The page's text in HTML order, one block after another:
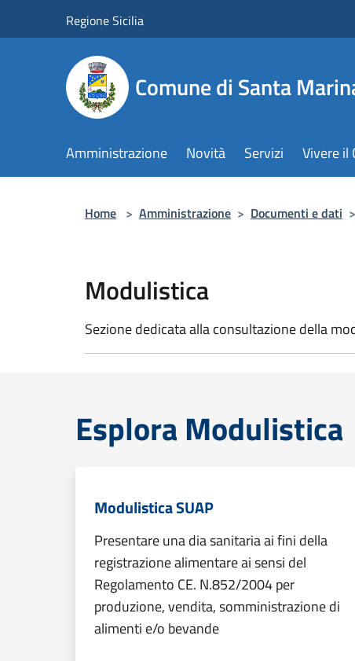
Regione Sicilia
Comune di Santa
Amministrazione Novità Servizi Vivere il
Home > Amministrazione > Documenti e dati >
Modulistica
Sezione dedicata alla consultazione della
Esplora Modulistica
Modulistica SUAP
Presentare una dia sanitaria ai fini della
registrazione alimentare ai sensi del
Regolamento CE. N.852/2004 per
produzione, vendita, somministrazione di
alimenti e/o bevande